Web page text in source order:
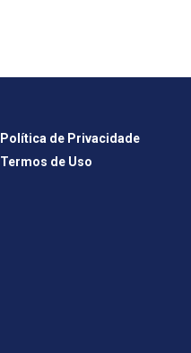
Política de Privacidade
Termos de Uso